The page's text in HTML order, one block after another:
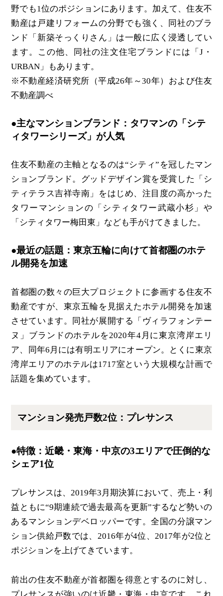
野でも1位のポジションにあります。加えて、住友不
動産は戸建リフォームの分野でも強く、同社のブラ
ンド「新築そっくりさん」は一般に広く浸透してい
ます。この他、同社の注文住宅ブランドには「J・
URBAN」もあります。
※不動産経済研究所（平成26年～30年）および住友
不動産調べ
●主なマンションブランド：タワマンの「シテ
ィタワーシリーズ」が人気
住友不動産の主軸となるのは“シティ”を冠したマン
ションブランド。グッドデザイン賞を受賞した「シ
ティテラス吉祥寺南」をはじめ、注目度の高かった
タワーマンションの「シティタワー武蔵小杉」や
「シティタワー梅田東」なども手がけてきました。
●最近の話題：東京五輪に向けて首都圏のホテ
ル開発を加速
首都圏の数々の巨大プロジェクトに参画する住友不
動産ですが、東京五輪を見据えたホテル開発を加速
させています。同社が展開する「ヴィラフォンテー
ヌ」ブランドのホテルを2020年4月に東京湾岸エリ
ア、同年6月には有明エリアにオープン。とくに東京
湾岸エリアのホテルは1717室という大規模な計画で
話題を集めています。
マンション発売戸数2位：プレサンス
●特徴：近畿・東海・中京の3エリアで圧倒的な
シェア1位
プレサンスは、2019年3月期決算において、売上・利
益ともに“9期連続で過去最高を更新”するなど勢いの
あるマンションデベロッパーです。全国の分譲マン
ション供給戸数では、2016年が4位、2017年が2位と
ポジションを上げてきています。
前出の住友不動産が首都圏を得意とするのに対し、
プレサンスが強いのは近畿・東海・中京です。これ